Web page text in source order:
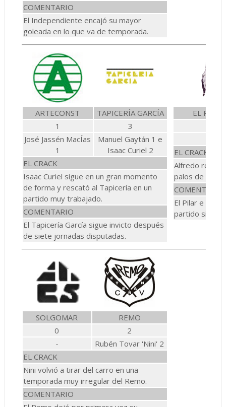
COMENTARIO
El Independiente encajó su mayor
goleada en lo que va de temporada.
ARTECONST
TAPICERÍA GARCÍA
1
3
José Jassén MacÍas
1
Manuel Gaytán 1 e
Isaac Curiel 2
EL CRACK
Isaac Curiel sigue en un gran momento
de forma y rescató al Tapicería en un
partido muy trabajado.
COMENTARIO
El Tapicería García sigue invicto después
de siete jornadas disputadas.
EL PILAR
EL CRACK
Alfredo
palos de El
COMENTARIO
El Pilar e
partido sin
SOLGOMAR
REMO
0
2
-
Rubén Tovar 'Nini' 2
EL CRACK
Nini volvió a tirar del carro en una
temporada muy irregular del Remo.
COMENTARIO